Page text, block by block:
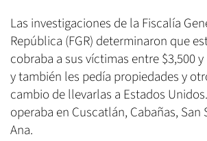
Las investigaciones de la Fiscalía
República (FGR) determinaron que
cobraba a sus víctimas entre $3,500 y
y también les pedía propiedades y
cambio de llevarlas a Estados
operaba en Cuscatlán, Cabañas, San
Ana.